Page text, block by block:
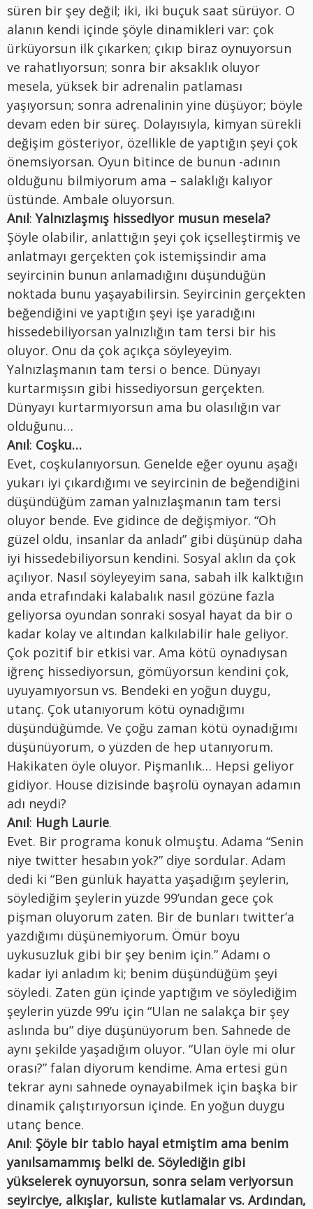
süren bir şey değil; iki, iki buçuk saat sürüyor. O
alanın kendi içinde şöyle dinamikleri var: çok
ürküyorsun ilk çıkarken; çıkıp biraz oynuyorsun
ve rahatlıyorsun; sonra bir aksaklık oluyor
mesela, yüksek bir adrenalin patlaması
yaşıyorsun; sonra adrenalinin yine düşüyor; böyle
devam eden bir süreç. Dolayısıyla, kimyan sürekli
değişim gösteriyor, özellikle de yaptığın şeyi çok
önemsiyorsan. Oyun bitince de bunun -adının
olduğunu bilmiyorum ama – salaklığı kalıyor
üstünde. Ambale oluyorsun.
Anıl:Yalnızlaşmış hissediyor musun mesela?
Şöyle olabilir, anlattığın şeyi çok içselleştirmiş ve
anlatmayı gerçekten çok istemişsindir ama
seyircinin bunun anlamadığını düşündüğün
noktada bunu yaşayabilirsin. Seyircinin gerçekten
beğendiğini ve yaptığın şeyi işe yaradığını
hissedebiliyorsan yalnızlığın tam tersi bir his
oluyor. Onu da çok açıkça söyleyeyim.
Yalnızlaşmanın tam tersi o bence. Dünyayı
kurtarmışsın gibi hissediyorsun gerçekten.
Dünyayı kurtarmıyorsun ama bu olasılığın var
olduğunu…
Anıl: Coşku…
Evet, coşkulanıyorsun. Genelde eğer oyunu aşağı
yukarı iyi çıkardığımı ve seyircinin de beğendiğini
düşündüğüm zaman yalnızlaşmanın tam tersi
oluyor bende. Eve gidince de değişmiyor. “Oh
güzel oldu, insanlar da anladı” gibi düşünüp daha
iyi hissedebiliyorsun kendini. Sosyal aklın da çok
açılıyor. Nasıl söyleyeyim sana, sabah ilk kalktığın
anda etrafındaki kalabalık nasıl gözüne fazla
geliyorsa oyundan sonraki sosyal hayat da bir o
kadar kolay ve altından kalkılabilir hale geliyor.
Çok pozitif bir etkisi var. Ama kötü oynadıysan
iğrenç hissediyorsun, gömüyorsun kendini çok,
uyuyamıyorsun vs. Bendeki en yoğun duygu,
utanç. Çok utanıyorum kötü oynadığımı
düşündüğümde. Ve çoğu zaman kötü oynadığımı
düşünüyorum, o yüzden de hep utanıyorum.
Hakikaten öyle oluyor. Pişmanlık… Hepsi geliyor
gidiyor. House dizisinde başrolü oynayan adamın
adı neydi?
Anıl: Hugh Laurie.
Evet. Bir programa konuk olmuştu. Adama “Senin
niye twitter hesabın yok?” diye sordular. Adam
dedi ki “Ben günlük hayatta yaşadığım şeylerin,
söylediğim şeylerin yüzde 99’undan gece çok
pişman oluyorum zaten. Bir de bunları twitter’a
yazdığımı düşünemiyorum. Ömür boyu
uykusuzluk gibi bir şey benim için.” Adamı o
kadar iyi anladım ki; benim düşündüğüm şeyi
söyledi. Zaten gün içinde yaptığım ve söylediğim
şeylerin yüzde 99’u için “Ulan ne salakça bir şey
aslında bu” diye düşünüyorum ben. Sahnede de
aynı şekilde yaşadığım oluyor. “Ulan öyle mi olur
orası?” falan diyorum kendime. Ama ertesi gün
tekrar aynı sahnede oynayabilmek için başka bir
dinamik çalıştırıyorsun içinde. En yoğun duygu
utanç bence.
Anıl: Şöyle bir tablo hayal etmiştim ama benim
yanılsamammış belki de. Söylediğin gibi
yükselerek oynuyorsun, sonra selam veriyorsun
seyirciye, alkışlar, kuliste kutlamalar vs. Ardından,